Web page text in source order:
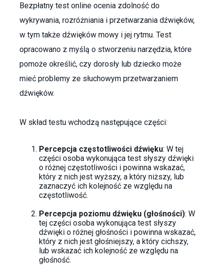
Bezpłatny test online ocenia zdolność do
wykrywania, rozróżniania i przetwarzania dźwięków,
w tym także dźwięków mowy i jej rytmu. Test
opracowano z myślą o stworzeniu narzędzia, które
pomoże określić, czy dorosły lub dziecko może
mieć problemy ze słuchowym przetwarzaniem
dźwięków.
W skład testu wchodzą następujące części:
Percepcja częstotliwości dźwięku: W tej
części osoba wykonująca test słyszy dźwięki
o różnej częstotliwości i powinna wskazać,
który z nich jest wyższy, a który niższy, lub
zaznaczyć ich kolejność ze względu na
częstotliwość.
Percepcja poziomu dźwięku (głośności): W
tej części osoba wykonująca test słyszy
dźwięki o różnej głośności i powinna wskazać,
który z nich jest głośniejszy, a który cichszy,
lub wskazać ich kolejność ze względu na
głośność.